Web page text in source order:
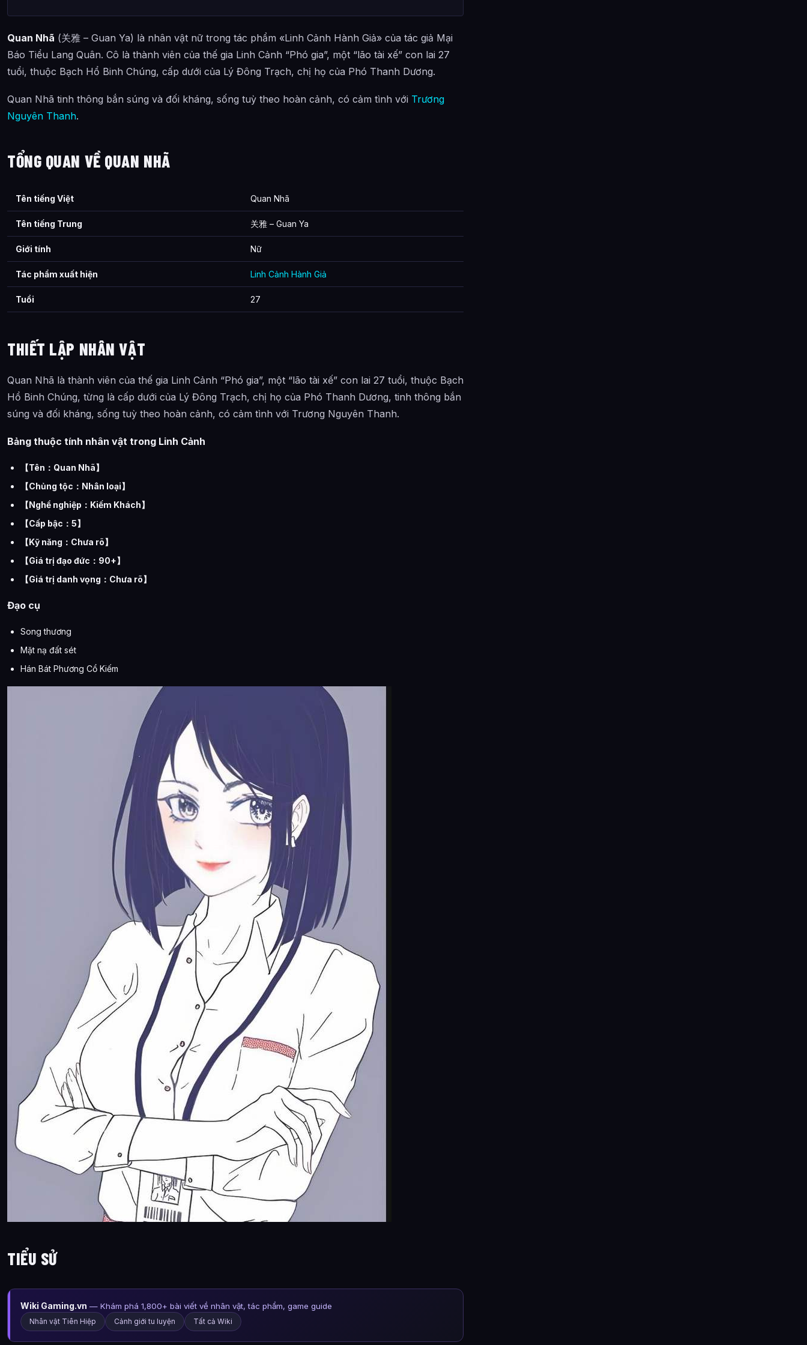
Quan Nhã (关雅 – Guan Ya) là nhân vật nữ trong tác phẩm «Linh Cảnh Hành Giả» của tác giả Mại
Báo Tiểu Lang Quân. Cô là thành viên của thế gia Linh Cảnh “Phó gia”, một “lão tài xế” con lai 27
tuổi, thuộc Bạch Hổ Binh Chúng, cấp dưới của Lý Đông Trạch, chị họ của Phó Thanh Dương.
Quan Nhã tinh thông bắn súng và đối kháng, sống tuỳ theo hoàn cảnh, có cảm tình với Trương
Nguyên Thanh.
TỔNG QUAN VỀ QUAN NHÃ
Tên tiếng Việt Quan Nhã
Tên tiếng Trung 关雅 – Guan Ya
Giới tính Nữ
Tác phẩm xuất hiện Linh Cảnh Hành Giả
Tuổi 27
THIẾT LẬP NHÂN VẬT
Quan Nhã là thành viên của thế gia Linh Cảnh “Phó gia”, một “lão tài xế” con lai 27 tuổi, thuộc Bạch
Hổ Binh Chúng, từng là cấp dưới của Lý Đông Trạch, chị họ của Phó Thanh Dương, tinh thông bắn
súng và đối kháng, sống tuỳ theo hoàn cảnh, có cảm tình với Trương Nguyên Thanh.
Bảng thuộc tính nhân vật trong Linh Cảnh
【Tên：Quan Nhã】
【Chủng tộc：Nhân loại】
【Nghề nghiệp：Kiếm Khách】
【Cấp bậc：5】
【Kỹ năng：Chưa rõ】
【Giá trị đạo đức：90+】
【Giá trị danh vọng：Chưa rõ】
Đạo cụ
Song thương
Mặt nạ đất sét
Hán Bát Phương Cổ Kiếm
TIỂU SỬ
Wiki Gaming.vn — Khám phá 1,800+ bài viết về nhân vật, tác phẩm, game guide
Nhân vật Tiên Hiệp Cảnh giới tu luyện Tất cả Wiki